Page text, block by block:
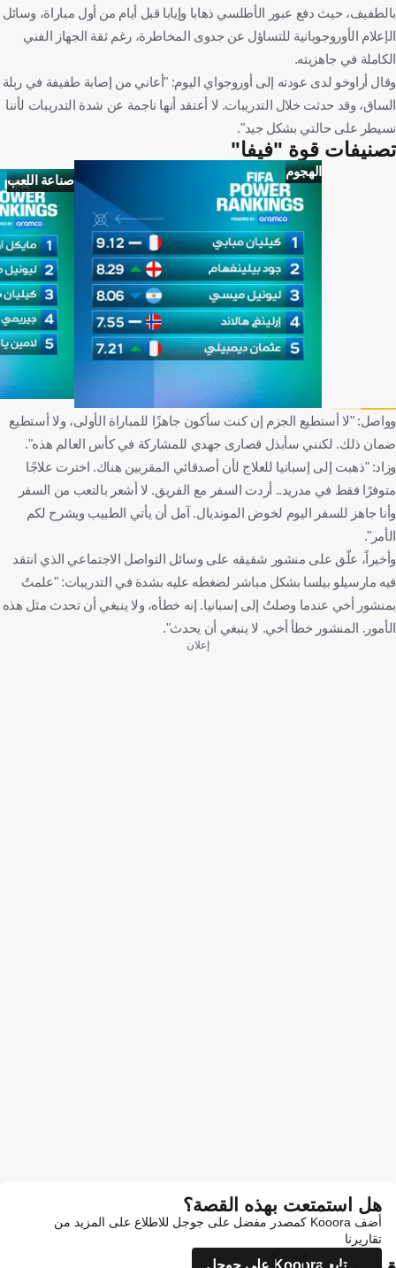
بالطفيف، حيث دفع عبور الأطلسي ذهابا وإيابا قبل أيام من أول مباراة، وسائل
الإعلام الأوروجويانية للتساؤل عن جدوى المخاطرة، رغم ثقة الجهاز الفني
الكاملة في جاهزيته.
وقال أراوخو لدى عودته إلى أوروجواي اليوم: "أعاني من إصابة طفيفة في ربلة
الساق، وقد حدثت خلال التدريبات. لا أعتقد أنها ناجمة عن شدة التدريبات لأننا
نسيطر على حالتي بشكل جيد".
تصنيفات قوة "فيفا"
الهجوم
صناعة اللعب
وواصل: "لا أستطيع الجزم إن كنت سأكون جاهزًا للمباراة الأولى، ولا أستطيع
ضمان ذلك. لكنني سأبذل قصارى جهدي للمشاركة في كأس العالم هذه".
وزاد: "ذهبت إلى إسبانيا للعلاج لأن أصدقائي المقربين هناك. اخترت علاجًا
متوفرًا فقط في مدريد.. أردت السفر مع الفريق. لا أشعر بالتعب من السفر
وأنا جاهز للسفر اليوم لخوض المونديال. آمل أن يأتي الطبيب ويشرح لكم
الأمر".
وأخيراً، علّق على منشور شقيقه على وسائل التواصل الاجتماعي الذي انتقد
فيه مارسيلو بيلسا بشكل مباشر لضغطه عليه بشدة في التدريبات: "علمتُ
بمنشور أخي عندما وصلتُ إلى إسبانيا. إنه خطأه، ولا ينبغي أن تحدث مثل هذه
الأمور. المنشور خطأ أخي. لا ينبغي أن يحدث".
إعلان
هل استمتعت بهذه القصة؟
أضف Kooora كمصدر مفضل على جوجل للاطلاع على المزيد من
تقاريرنا
تابع Kooora على جوجل